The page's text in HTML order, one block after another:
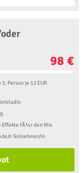
98 €
Person je 12 EUR
Effekte fÃ¼r den Mix
n Teilnehmer/in